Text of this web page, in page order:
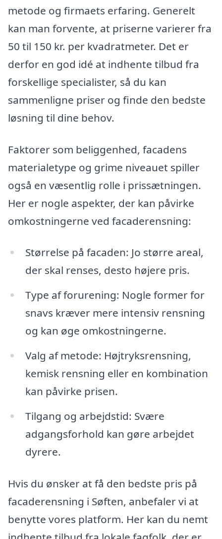
metode og firmaets erfaring. Generelt
kan man forvente, at priserne varierer fra
50 til 150 kr. per kvadratmeter. Det er
derfor en god idé at indhente tilbud fra
forskellige specialister, så du kan
sammenligne priser og finde den bedste
løsning til dine behov.
Faktorer som beliggenhed, facadens
materialetype og grime niveauet spiller
også en væsentlig rolle i prissætningen.
Her er nogle aspekter, der kan påvirke
omkostningerne ved facaderensning:
Størrelse på facaden: Jo større areal,
der skal renses, desto højere pris.
Type af forurening: Nogle former for
snavs kræver mere intensiv rensning
og kan øge omkostningerne.
Valg af metode: Højtryksrensning,
kemisk rensning eller en kombination
kan påvirke prisen.
Tilgang og arbejdstid: Svære
adgangsforhold kan gøre arbejdet
dyrere.
Hvis du ønsker at få den bedste pris på
facaderensning i Søften, anbefaler vi at
benytte vores platform. Her kan du nemt